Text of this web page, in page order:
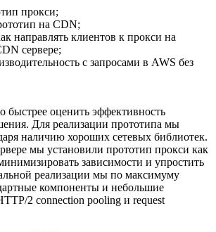
прокси;
на CDN;
направлять клиентов к прокси на
сервере;
с запросами в AWS без
быстрее оценить эффективность
Для реализации прототипа мы
наличию хороших сетевых библиотек.
мы установили прототип прокси как
зависимости и упростить
реализации мы по максимуму
компоненты и небольшие
2 connection pooling и request